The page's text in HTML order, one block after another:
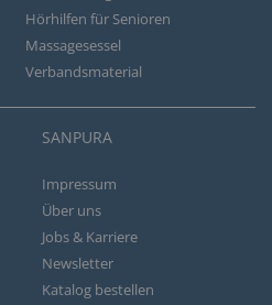
Hörhilfen für Senioren
Massagesessel
Verbandsmaterial
SANPURA
Impressum
Über uns
Jobs & Karriere
Newsletter
Katalog bestellen